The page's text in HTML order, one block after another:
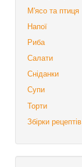
М'ясо та птиця
Напої
Риба
Салати
Сніданки
Супи
Торти
Збірки рецептів